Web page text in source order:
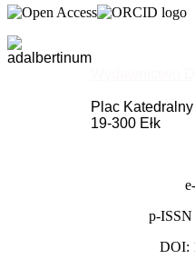
Plac Katedralny
19-300 Ełk
p-ISSN
DOI: